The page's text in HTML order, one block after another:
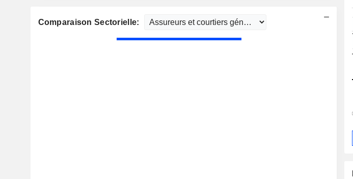
Comparaison Sectorielle: